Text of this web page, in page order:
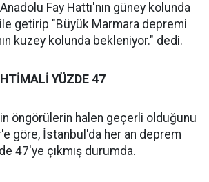
Fay Hattı'nın güney kolunda
getirip "Büyük Marmara depremi
kuzey kolunda bekleniyor." dedi.
YÜZDE 47
öngörülerin halen geçerli olduğunu
göre, İstanbul'da her an deprem
47'ye çıkmış durumda.